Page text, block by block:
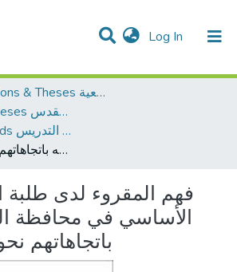
Log In (current)
& Collections
All of DSpace
Dissertations & Theses الرسائل الجامعية
AQU Master Theses الرسائل الجامعية الخاصة بجامعة القدس
Teaching Methods أساليب التدريس
فهم المقروء لدى طلبة الصف العاشر الأساسي في محافظة الخليل وعلاقته باتجاهاتهم نحو اللغة العربية
فهم المقروء لدى
الأساسي في محافظة
باتجاهاتهم